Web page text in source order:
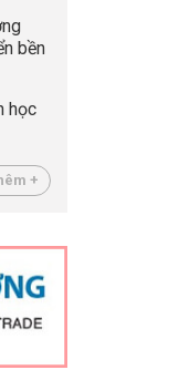
bền
học
+